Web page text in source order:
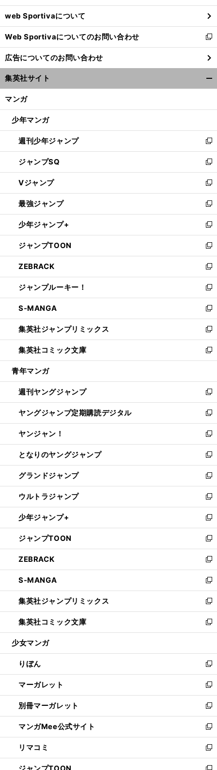
ウ
で
開
く
web Sportivaについて
Web Sportivaについてのお問い合わせ
新
し
い
ウ
ィ
ン
ウ
開
く
広告についてのお問い合わせ
集英社サイト
マンガ
少年マンガ
週刊少年ジャンプ
新
し
い
ウ
ィ
ン
ド
ウ
で
開
く
ジャンプSQ
新
し
い
ウ
ィ
ン
ド
ウ
で
開
く
Vジャンプ
新
し
い
ウ
ィ
ン
ド
ウ
で
開
く
最強ジャンプ
新
し
い
ウ
ィ
ン
ド
ウ
で
開
く
少年ジャンプ+
新
し
い
ウ
ィ
ン
ド
ウ
で
開
く
ジャンプTOON
新
し
い
ウ
ィ
ン
ド
ウ
で
開
く
ZEBRACK
新
し
い
ウ
ィ
ン
ド
ウ
で
開
ジャンプルーキー！
新
し
い
ウ
ィ
ン
ド
ウ
開
く
S-MANGA
新
し
い
ウ
ィ
ン
ウ
で
開
く
集英社ジャンプリミックス
新
し
い
ウ
ン
ド
ウ
で
開
く
集英社コミック文庫
新
し
ウ
ィ
ン
ド
ウ
で
開
く
青年マンガ
週刊ヤングジャンプ
新
し
い
ウ
ィ
ン
ド
ウ
で
開
く
ヤングジャンプ定期購読デジタル
新
し
い
ウ
ィ
ン
ド
ウ
で
開
く
ヤンジャン！
新
し
い
ウ
ィ
ン
ド
ウ
で
開
く
となりのヤングジャンプ
新
し
い
ウ
ィ
ン
ド
ウ
で
開
く
グランドジャンプ
新
し
い
ウ
ィ
ン
ド
ウ
で
開
く
ウルトラジャンプ
新
し
い
ウ
ィ
ン
ド
ウ
で
開
く
少年ジャンプ+
新
し
い
ウ
ィ
ン
ド
ウ
で
開
く
ジャンプTOON
新
し
い
ウ
ィ
ン
ド
ウ
で
開
ZEBRACK
新
し
い
ウ
ィ
ン
ド
ウ
開
く
S-MANGA
新
し
い
ウ
ィ
ン
ウ
で
開
く
集英社ジャンプリミックス
新
し
い
ウ
ン
ド
ウ
で
開
く
集英社コミック文庫
新
し
ウ
ィ
ン
ド
ウ
で
開
く
少女マンガ
りぼん
新
し
い
ウ
ィ
ン
ド
ウ
で
開
く
マーガレット
新
し
い
ウ
ィ
ン
ド
ウ
別冊マーガレット
新
し
い
ウ
ィ
ン
マンガMee公式サイト
新
し
い
ウ
リマコミ
新
し